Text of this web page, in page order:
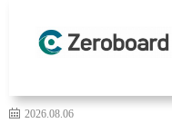
2026.08.06